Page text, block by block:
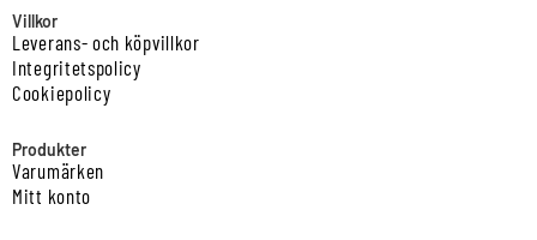
Villkor
Leverans- och köpvillkor
Integritetspolicy
Cookiepolicy
Produkter
Varumärken
Mitt konto